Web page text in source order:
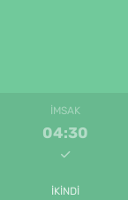
İMSAK
04:30
İKINDI